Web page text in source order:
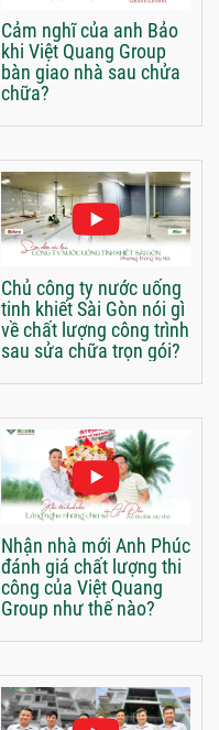
Cảm nghĩ của anh Bảo
khi Việt Quang Group
bàn giao nhà sau chửa
chữa?
Chủ công ty nước uống
tinh khiết Sài Gòn nói gì
về chất lượng công trình
sau sửa chữa trọn gói?
Nhận nhà mới Anh Phúc
đánh giá chất lượng thi
công của Việt Quang
Group như thế nào?